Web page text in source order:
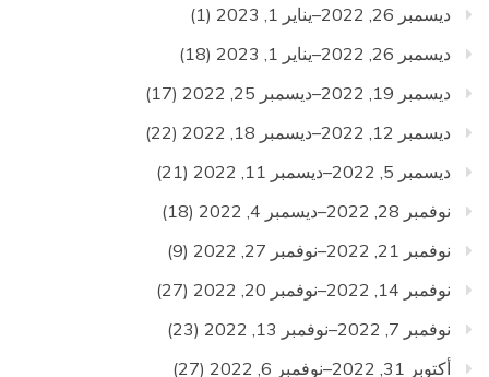
ديسمبر 26, 2022–يناير 1, 2023
(1)
ديسمبر 26, 2022–يناير 1, 2023
(18)
ديسمبر 19, 2022–ديسمبر 25, 2022
(17)
ديسمبر 12, 2022–ديسمبر 18, 2022
(22)
ديسمبر 5, 2022–ديسمبر 11, 2022
(21)
نوفمبر 28, 2022–ديسمبر 4, 2022
(18)
نوفمبر 21, 2022–نوفمبر 27, 2022
(9)
نوفمبر 14, 2022–نوفمبر 20, 2022
(27)
نوفمبر 7, 2022–نوفمبر 13, 2022
(23)
أكتوبر 31, 2022–نوفمبر 6, 2022
(27)